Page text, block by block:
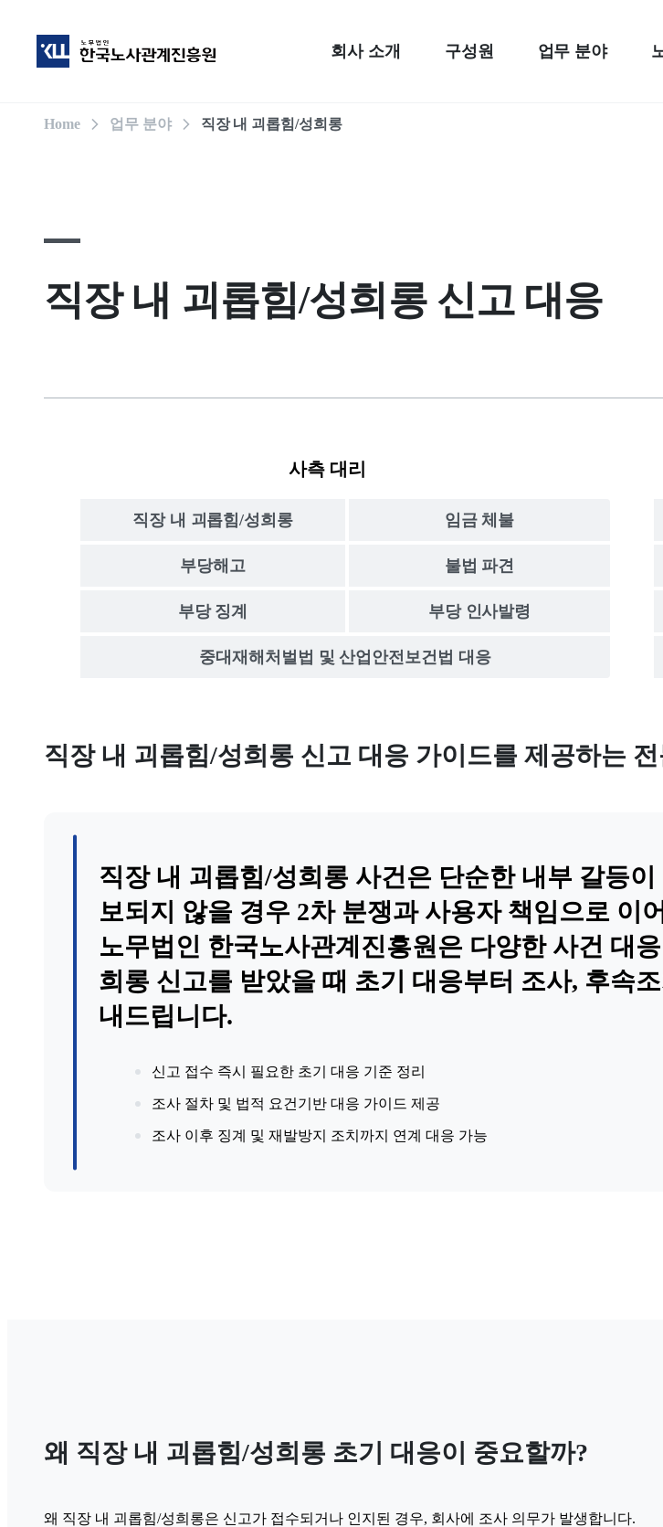
회사 소개 구성원 업무 분야
Home 업무 분야 직장 내 괴롭힘/성희롱
직장 내 괴롭힘/성희롱 신고 대응
사측 대리
직장 내 괴롭힘/성희롱 임금 체불
부당해고 불법 파견
부당 징계 부당 인사발령
중대재해처벌법 및 산업안전보건법 대응
직장 내 괴롭힘/성희롱 대응 전문 노무법인
직장 내 괴롭힘, 직장 내 성희롱
직장 내 괴롭힘/성희롱 신고 대응 가이드를 제공하는
직장 내 괴롭힘/성희롱 사건은 단순한 내부 갈등
보되지 않을 경우 2차 분쟁과 사용자 책임으로 이
노무법인 한국노사관계진흥원은 다양한 사건 대
희롱 신고를 받았을 때 초기 대응부터 조사, 후속
내드립니다.
신고 접수 즉시 필요한 초기 대응 기준 정리
조사 절차 및 법적 요건기반 대응 가이드 제공
조사 이후 징계 및 재발방지 조치까지 연계 대응 가능
왜 직장 내 괴롭힘/성희롱 초기 대응이 중요할까?
왜 직장 내 괴롭힘/성희롱은 신고가 접수되거나 인지된 경우, 회사에 조사 의무가 발생합니다.